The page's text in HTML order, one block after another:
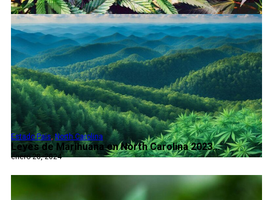
Leyes de Marihuana en North Carolina 2023...
Estado Pais ,North Carolina
enero 28, 2024